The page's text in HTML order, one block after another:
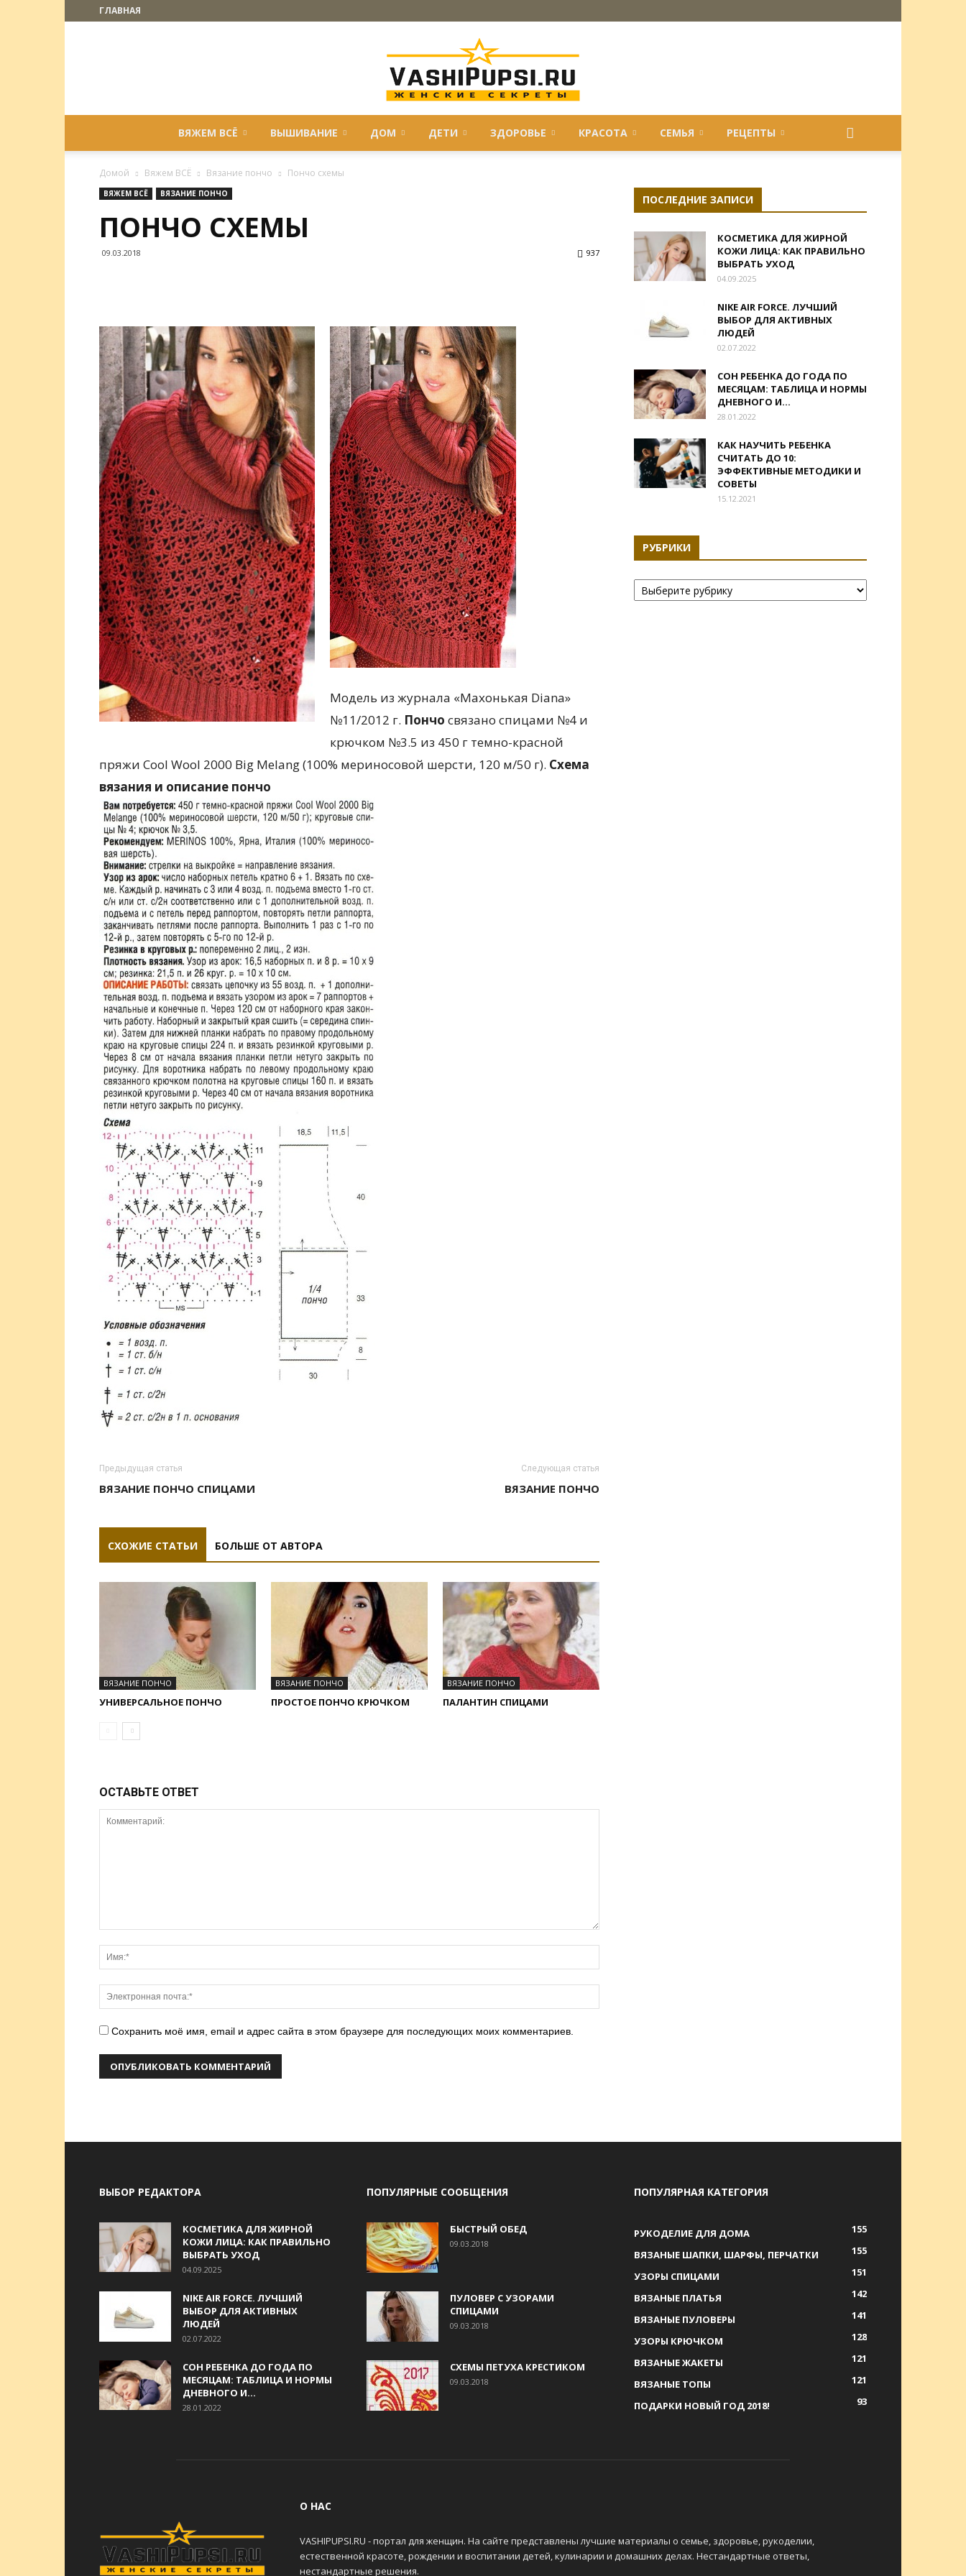
ГЛАВНАЯ
Женские
секреты
ВЯЖЕМ ВСЁ ВЫШИВАНИЕ ДОМ ДЕТИ ЗДОРОВЬЕ КРАСОТА СЕМЬЯ РЕЦЕПТЫ
Домой Вяжем ВСЁ Вязание пончо Пончо схемы
ВЯЖЕМ ВСЁ ВЯЗАНИЕ ПОНЧО
ПОНЧО СХЕМЫ
09.03.2018 937
Модель из журнала «Махонькая Diana»
№11/2012 г. Пончо связано спицами №4 и
крючком №3.5 из 450 г темно-красной
пряжи Cool Wool 2000 Big Melang (100% мериносовой шерсти, 120 м/50 г). Схема
вязания и описание пончо
Предыдущая статья
ВЯЗАНИЕ ПОНЧО СПИЦАМИ
Следующая статья
ВЯЗАНИЕ ПОНЧО
СХОЖИЕ СТАТЬИ БОЛЬШЕ ОТ АВТОРА
ВЯЗАНИЕ ПОНЧО
УНИВЕРСАЛЬНОЕ ПОНЧО
ВЯЗАНИЕ ПОНЧО
ПРОСТОЕ ПОНЧО КРЮЧКОМ
ВЯЗАНИЕ ПОНЧО
ПАЛАНТИН СПИЦАМИ
ОСТАВЬТЕ ОТВЕТ
Сохранить моё имя, email и адрес сайта в этом браузере для последующих моих комментариев.
ПОСЛЕДНИЕ ЗАПИСИ
КОСМЕТИКА ДЛЯ ЖИРНОЙ
КОЖИ ЛИЦА: КАК ПРАВИЛЬНО
ВЫБРАТЬ УХОД
04.09.2025
NIKE AIR FORCE. ЛУЧШИЙ
ВЫБОР ДЛЯ АКТИВНЫХ
ЛЮДЕЙ
02.07.2022
СОН РЕБЕНКА ДО ГОДА ПО
МЕСЯЦАМ: ТАБЛИЦА И НОРМЫ
ДНЕВНОГО И...
28.01.2022
КАК НАУЧИТЬ РЕБЕНКА
СЧИТАТЬ ДО 10:
ЭФФЕКТИВНЫЕ МЕТОДИКИ И
СОВЕТЫ
15.12.2021
РУБРИКИ
Рубрики
ВЫБОР РЕДАКТОРА
КОСМЕТИКА ДЛЯ ЖИРНОЙ
КОЖИ ЛИЦА: КАК ПРАВИЛЬНО
ВЫБРАТЬ УХОД
04.09.2025
NIKE AIR FORCE. ЛУЧШИЙ
ВЫБОР ДЛЯ АКТИВНЫХ
ЛЮДЕЙ
02.07.2022
СОН РЕБЕНКА ДО ГОДА ПО
МЕСЯЦАМ: ТАБЛИЦА И НОРМЫ
ДНЕВНОГО И...
28.01.2022
ПОПУЛЯРНЫЕ СООБЩЕНИЯ
БЫСТРЫЙ ОБЕД
09.03.2018
ПУЛОВЕР С УЗОРАМИ
СПИЦАМИ
09.03.2018
СХЕМЫ ПЕТУХА КРЕСТИКОМ
09.03.2018
ПОПУЛЯРНАЯ КАТЕГОРИЯ
РУКОДЕЛИЕ ДЛЯ ДОМА
155
ВЯЗАНЫЕ ШАПКИ, ШАРФЫ, ПЕРЧАТКИ
155
УЗОРЫ СПИЦАМИ
151
ВЯЗАНЫЕ ПЛАТЬЯ
142
ВЯЗАНЫЕ ПУЛОВЕРЫ
141
УЗОРЫ КРЮЧКОМ
128
ВЯЗАНЫЕ ЖАКЕТЫ
121
ВЯЗАНЫЕ ТОПЫ
121
ПОДАРКИ НОВЫЙ ГОД 2018!
93
О НАС
VASHIPUPSI.RU - портал для женщин. На сайте представлены лучшие материалы о семье, здоровье, рукоделии,
естественной красоте, рождении и воспитании детей, кулинарии и домашних делах. Нестандартные ответы,
нестандартные решения.